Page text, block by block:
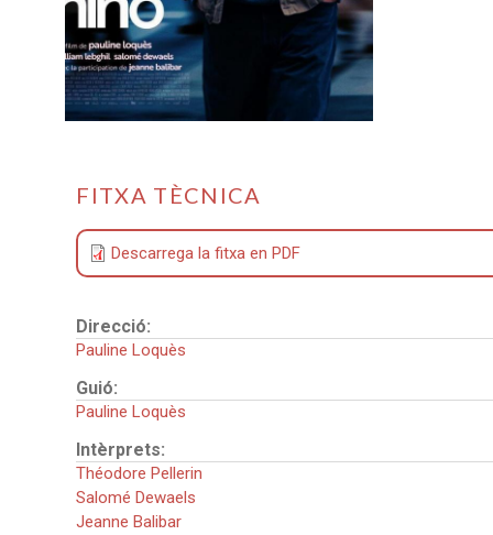
FITXA TÈCNICA
Descarrega la fitxa en PDF
Direcció:
Pauline Loquès
Guió:
Pauline Loquès
Intèrprets:
Théodore Pellerin
Salomé Dewaels
Jeanne Balibar